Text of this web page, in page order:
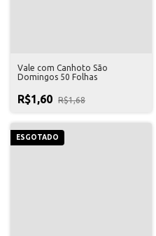
Vale com Canhoto São
Domingos 50 Folhas
R$1,60 R$1,68
ESGOTADO